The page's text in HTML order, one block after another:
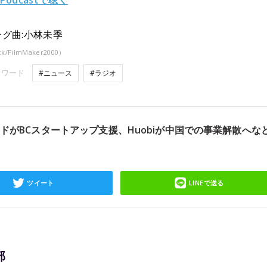
曲:小林未季
FilmMaker2000）
ード #ニュース #ラジオ
がBCスタートアップ支援、Huobiが中国での事業解散へな
ツイート LINEで送る